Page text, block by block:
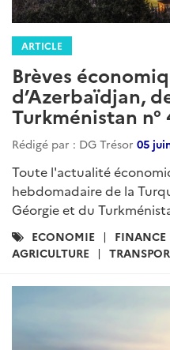
ARTICLE
Brèves
d’Azerbaïdjan,
Turkménistan n°
Rédigé par : DG Trésor 05
Toute l'actualité
hebdomadaire de la
Géorgie et du
Catégories
:
ECONOMIE FINANCE
AGRICULTURE